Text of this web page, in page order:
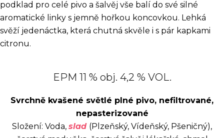
podklad pro celé pivo a šalvěj vše balí do své silné
aromatické linky s jemně hořkou koncovkou. Lehká
svěží jedenáctka, která chutná skvěle i s pár kapkami
citronu.
EPM 11 % obj. 4,2 % VOL.
Svrchně kvašené světlé plné pivo, nefiltrované,
nepasterizované
Složení: Voda, slad (Plzeňský, Vídeňský, Pšeničný),